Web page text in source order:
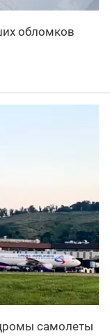
обломков
самолеты